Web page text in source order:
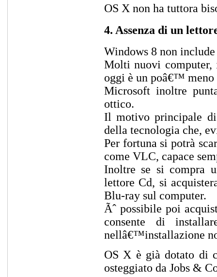
OS X non ha tuttora
4. Assenza di un
Windows 8 non
Molti nuovi computer,
oggi è un poâ€™ meno
Microsoft inoltre
ottico.
Il motivo principale
della tecnologia che,
Per fortuna si potrà
come VLC, capace
Inoltre se si compra
lettore Cd, si
Blu-ray sul computer.
Ãˆ possibile poi
consente di
nellâ€™installazione
OS X è già dotato di
osteggiato da Jobs &